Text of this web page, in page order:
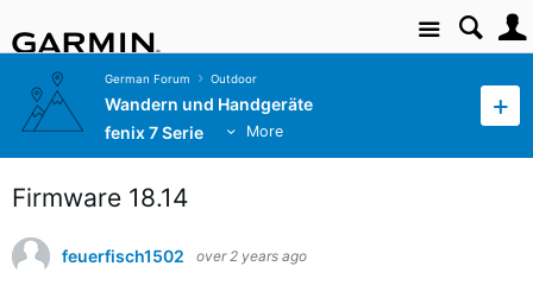
Site
German Forum Outdoor
Wandern und Handgeräte
fenix 7 Serie
More
Firmware 18.14
feuerfisch1502 over 2 years ago